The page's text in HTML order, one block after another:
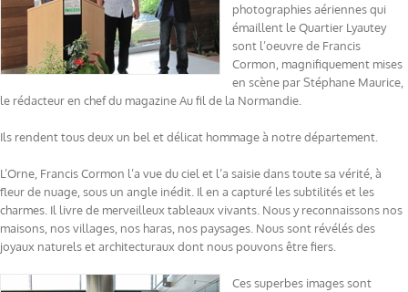
photographies aériennes qui
émaillent le Quartier Lyautey
sont l’oeuvre de Francis
Cormon, magnifiquement mises
en scène par Stéphane Maurice,
le rédacteur en chef du magazine Au fil de la Normandie.
Ils rendent tous deux un bel et délicat hommage à notre département.
L’Orne, Francis Cormon l’a vue du ciel et l’a saisie dans toute sa vérité, à
fleur de nuage, sous un angle inédit. Il en a capturé les subtilités et les
charmes. Il livre de merveilleux tableaux vivants. Nous y reconnaissons nos
maisons, nos villages, nos haras, nos paysages. Nous sont révélés des
joyaux naturels et architecturaux dont nous pouvons être fiers.
Ces superbes images sont